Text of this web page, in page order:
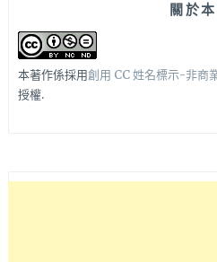
關於
本著作係採用創用 CC 姓名標示-非商
授權.